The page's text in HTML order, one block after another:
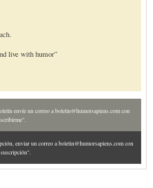
live with humor”
envíe un correo a boletin@humorsapiens.com con
enviar un correo a boletin@humorsapiens.com con